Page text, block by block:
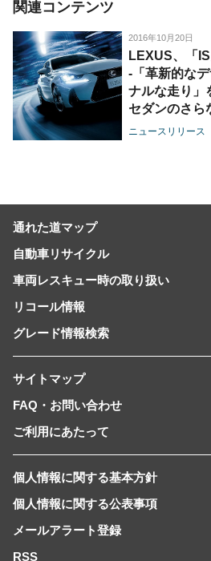
関連コンテンツ
2016年10月20日
LEXUS、「
-「革新的な
ナルな走り」
セダンのさら
ニュースリリース
通れた道マップ
自動車リサイクル
車両レスキュー時の取り扱い
リコール情報
グレード情報検索
サイトマップ
FAQ・お問い合わせ
ご利用にあたって
個人情報に関する基本方針
個人情報に関する公表事項
メールアラート登録
RSS